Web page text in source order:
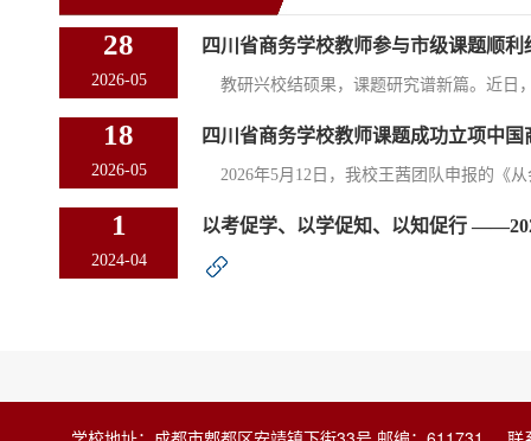
28
2026-05
四川省商务学校教师参与市级课题顺利
教研兴校结硕果，课题研究谱新篇。近日
18
2026-05
四川省商务学校教师课题成功立项中国
2026年5月12日，我校王茜团队申报的《
1
2024-04
以考促学、以学促知、以知促行